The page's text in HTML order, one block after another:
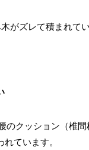
がズレて積まれて
のクッション（椎
ています。